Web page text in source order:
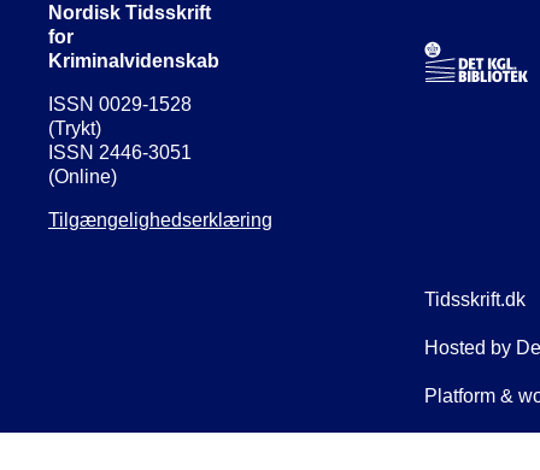
Nordisk Tidsskrift
for
Kriminalvidenskab
ISSN 0029-1528
(Trykt)
ISSN 2446-3051
(Online)
Tilgængelighedserklæring